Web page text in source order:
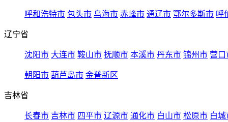
呼和浩特市 包头市 乌海市 赤峰市 通辽市 鄂尔多斯市 呼
辽宁省
沈阳市 大连市 鞍山市 抚顺市 本溪市 丹东市 锦州市 营口
朝阳市 葫芦岛市 金普新区
吉林省
长春市 吉林市 四平市 辽源市 通化市 白山市 松原市 白城